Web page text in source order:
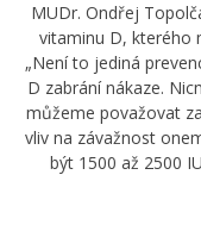
MUDr. Ondřej
vitaminu D, kterého
„Není to jediná
D zabrání nákaze.
můžeme považovat
vliv na závažnost
být 1500 až 2500